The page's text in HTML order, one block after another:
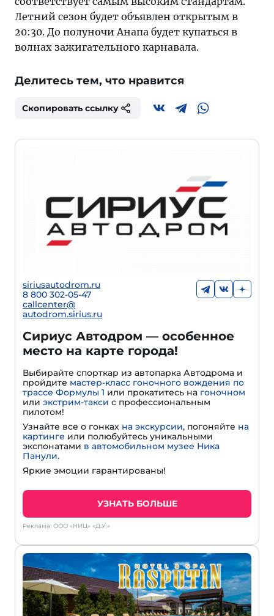
Летний сезон будет объявлен открытым в
20:30. До полуночи Анапа будет купаться в
волнах зажигательного карнавала.
Делитесь тем, что нравится
Скопировать ссылку
siriusautodrom.ru
8 800 302-05-47
callcenter@
autodrom.sirius.ru
Сириус Автодром — особенное
место на карте города!
Выбирайте спорткар из автопарка Автодрома и
пройдите мастер-класс гоночного вождения по
трассе Формулы 1 или прокатитесь на гоночном
или экстрим-такси с профессиональным
пилотом!
Узнайте все о гонках на экскурсии, погоняйте на
картинге или полюбуйтесь уникальными
экспонатами в автомобильном музее Ника
Панули.
Яркие эмоции гарантированы!
УЗНАТЬ БОЛЬШЕ
Реклама: ООО «НИЦ» «Д.У.»